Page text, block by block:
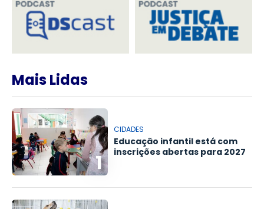
Mais Lidas
1
CIDADES
Educação infantil está com
inscrições abertas para 2027